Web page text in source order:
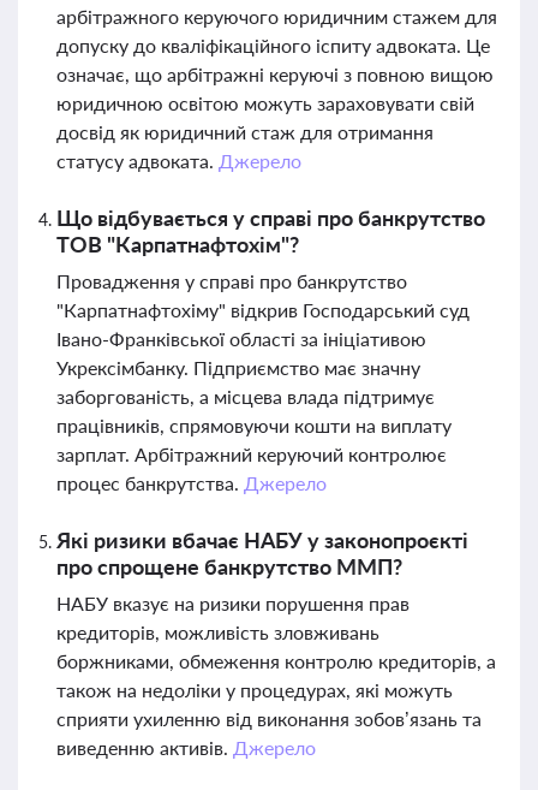
арбітражного керуючого юридичним стажем для
допуску до кваліфікаційного іспиту адвоката. Це
означає, що арбітражні керуючі з повною вищою
юридичною освітою можуть зараховувати свій
досвід як юридичний стаж для отримання
статусу адвоката. Джерело
Що відбувається у справі про банкрутство
ТОВ "Карпатнафтохім"?
Провадження у справі про банкрутство
"Карпатнафтохіму" відкрив Господарський суд
Івано-Франківської області за ініціативою
Укрексімбанку. Підприємство має значну
заборгованість, а місцева влада підтримує
працівників, спрямовуючи кошти на виплату
зарплат. Арбітражний керуючий контролює
процес банкрутства. Джерело
Які ризики вбачає НАБУ у законопроєкті
про спрощене банкрутство ММП?
НАБУ вказує на ризики порушення прав
кредиторів, можливість зловживань
боржниками, обмеження контролю кредиторів, а
також на недоліки у процедурах, які можуть
сприяти ухиленню від виконання зобов’язань та
виведенню активів. Джерело